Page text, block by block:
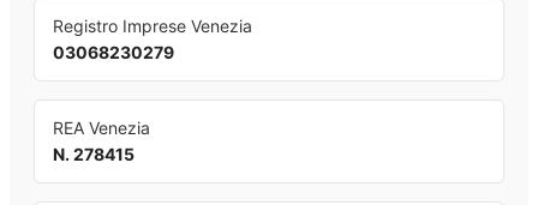
Registro Imprese Venezia
03068230279
REA Venezia
N. 278415